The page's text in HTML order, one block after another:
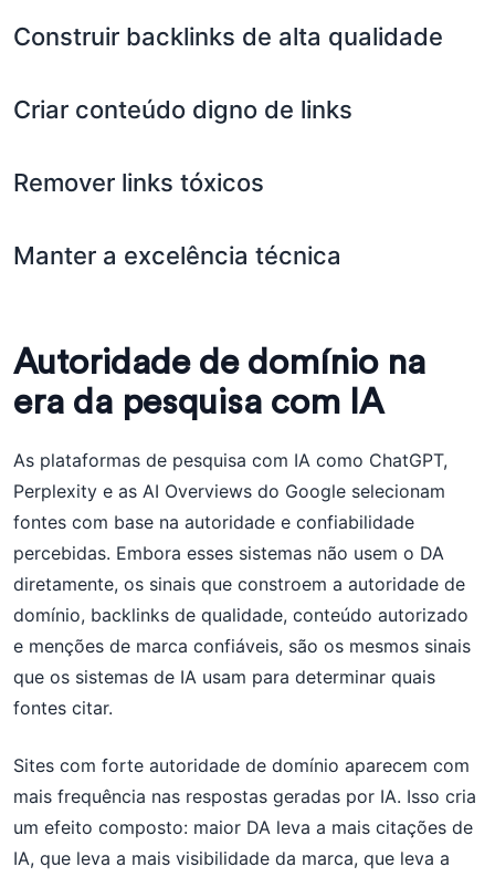
Construir backlinks de alta qualidade
Criar conteúdo digno de links
Remover links tóxicos
Manter a excelência técnica
Autoridade de domínio na
era da pesquisa com IA
As plataformas de pesquisa com IA como ChatGPT,
Perplexity e as AI Overviews do Google selecionam
fontes com base na autoridade e confiabilidade
percebidas. Embora esses sistemas não usem o DA
diretamente, os sinais que constroem a autoridade de
domínio, backlinks de qualidade, conteúdo autorizado
e menções de marca confiáveis, são os mesmos sinais
que os sistemas de IA usam para determinar quais
fontes citar.
Sites com forte autoridade de domínio aparecem com
mais frequência nas respostas geradas por IA. Isso cria
um efeito composto: maior DA leva a mais citações de
IA, que leva a mais visibilidade da marca, que leva a